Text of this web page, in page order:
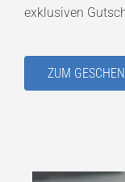
exklusiven
ZUM